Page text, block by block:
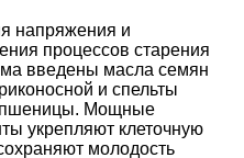
напряжения и
процессов старения
введены масла семян
и спельты
Мощные
укрепляют клеточную
молодость